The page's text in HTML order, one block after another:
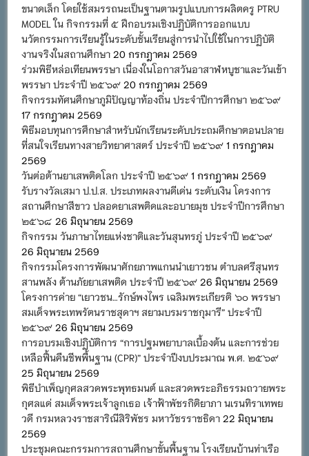
ขนาดเล็ก โดยใช้สมรรถนะเป็นฐานตามรูปแบบการผลิตครู PTRU
MODEL ใน กิจกรรมที่ ๕ ฝึกอบรมเชิงปฏิบัติการออกแบบ
นวัตกรรมการเรียนรู้ในระดับชั้นเรียนสู่การนำไปใช้ในการปฏิบัติ
งานจริงในสถานศึกษา 20 กรกฎาคม 2569
ร่วมพิธีหล่อเทียนพรรษา เนื่องในโอกาสวันอาสาฬหบูชาและวันเข้า
พรรษา ประจำปี ๒๕๖๙ 20 กรกฎาคม 2569
กิจกรรมทัศนศึกษาภูมิปัญญาท้องถิ่น ประจำปีการศึกษา ๒๕๖๙
17 กรกฎาคม 2569
พิธีมอบทุนการศึกษาสำหรับนักเรียนระดับประถมศึกษาตอนปลาย
ที่สนใจเรียนทางสายวิทยาศาสตร์ ประจำปี ๒๕๖๙ 1 กรกฎาคม
2569
วันต่อต้านยาเสพติดโลก ประจำปี ๒๕๖๙ 1 กรกฎาคม 2569
รับรางวัลเสมา ป.ป.ส. ประเภทผลงานดีเด่น ระดับเงิน โครงการ
สถานศึกษาสีขาว ปลอดยาเสพติดและอบายมุข ประจำปีการศึกษา
๒๕๖๘ 26 มิถุนายน 2569
กิจกรรม วันภาษาไทยแห่งชาติและวันสุนทรภู่ ประจำปี ๒๕๖๙
26 มิถุนายน 2569
กิจกรรมโครงการพัฒนาศักยภาพแกนนำเยาวชน ตำบลศรีสุนทร
สานพลัง ต้านภัยยาเสพติด ประจำปี ๒๕๖๙ 26 มิถุนายน 2569
โครงการค่าย “เยาวชน…รักษ์พงไพร เฉลิมพระเกียรติ ๖๐ พรรษา
สมเด็จพระเทพรัตนราชสุดาฯ สยามบรมราชกุมารี” ประจำปี
๒๕๖๙ 26 มิถุนายน 2569
การอบรมเชิงปฏิบัติการ “การปฐมพยาบาลเบื้องต้น และการช่วย
เหลือฟื้นคืนชีพพื้นฐาน (CPR)” ประจำปีงบประมาณ พ.ศ. ๒๕๖๙
25 มิถุนายน 2569
พิธีบำเพ็ญกุศลสวดพระพุทธมนต์ และสวดพระอภิธรรมถวายพระ
กุศลแด่ สมเด็จพระเจ้าลูกเธอ เจ้าฟ้าพัชรกิติยาภา นเรนทิราเทพย
วดี กรมหลวงราชสาริณีสิริพัชร มหาวัชรราชธิดา 22 มิถุนายน
2569
ประชุมคณะกรรมการสถานศึกษาขั้นพื้นฐาน โรงเรียนบ้านท่าเรือ